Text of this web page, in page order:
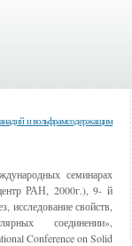
и вольфрамсодержащим
семинарах
РАН, 2000г.), 9- й
свойств,
соединении»,
Conference on Solid